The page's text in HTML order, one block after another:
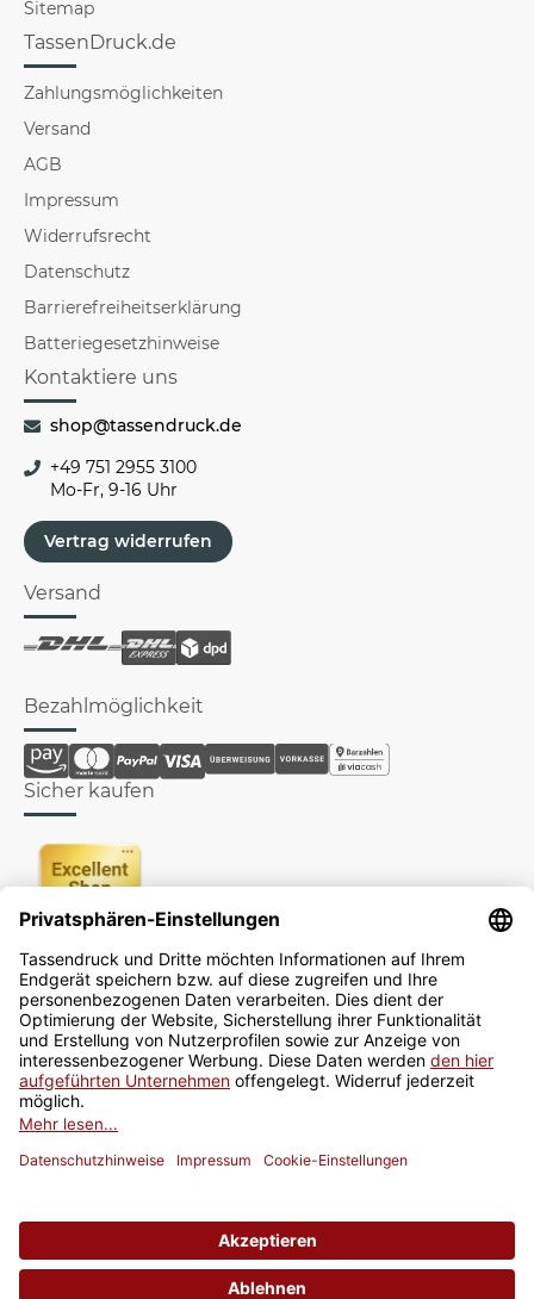
Sitemap
TassenDruck.de
Zahlungsmöglichkeiten
Versand
AGB
Impressum
Widerrufsrecht
Datenschutz
Barrierefreiheitserklärung
Batteriegesetzhinweise
Kontaktiere uns
shop@tassendruck.de
+49 751 2955 3100
Mo-Fr, 9-16 Uhr
Vertrag widerrufen
Versand
Bezahlmöglichkeit
Sicher kaufen
Newsletter